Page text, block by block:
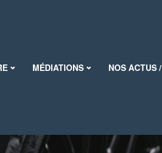
MÉDIATIONS NOS ACTUS